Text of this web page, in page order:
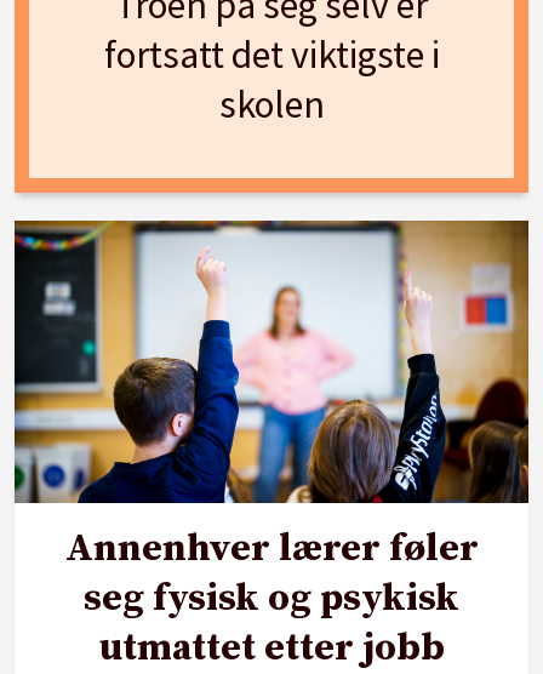
fortsatt det viktigste i
skolen
Annenhver lærer føler
seg fysisk og psykisk
utmattet etter jobb